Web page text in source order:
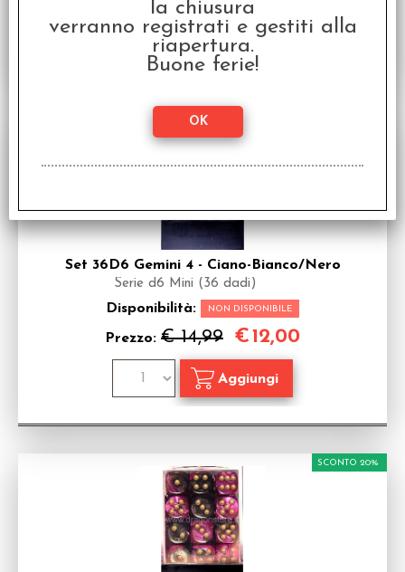
Set 36D6 Gemini 4 - Ciano-Bianco/Nero
Serie d6 Mini (36 dadi)
Disponibilità: NON DISPONIBILE
Prezzo: € 14,99 €12,00
SCONTO 20%
la chiusura
verranno registrati e gestiti alla
riapertura.
Buone ferie!